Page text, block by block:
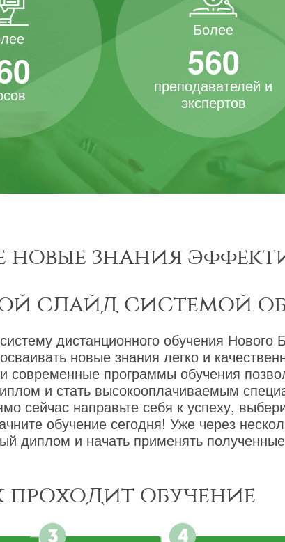
Более
560
преподавателей и
экспертов
новые знания
слайд системой
дистанционного обучения Нового
новые знания легко и
современные программы обучения
и стать высокооплачиваемым
сейчас направьте себя к успеху,
обучение сегодня! Уже через
диплом и начать применять
проходит обучение